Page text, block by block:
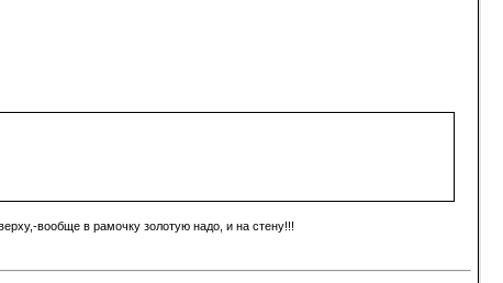
вообще в рамочку золотую надо, и на стену!!!